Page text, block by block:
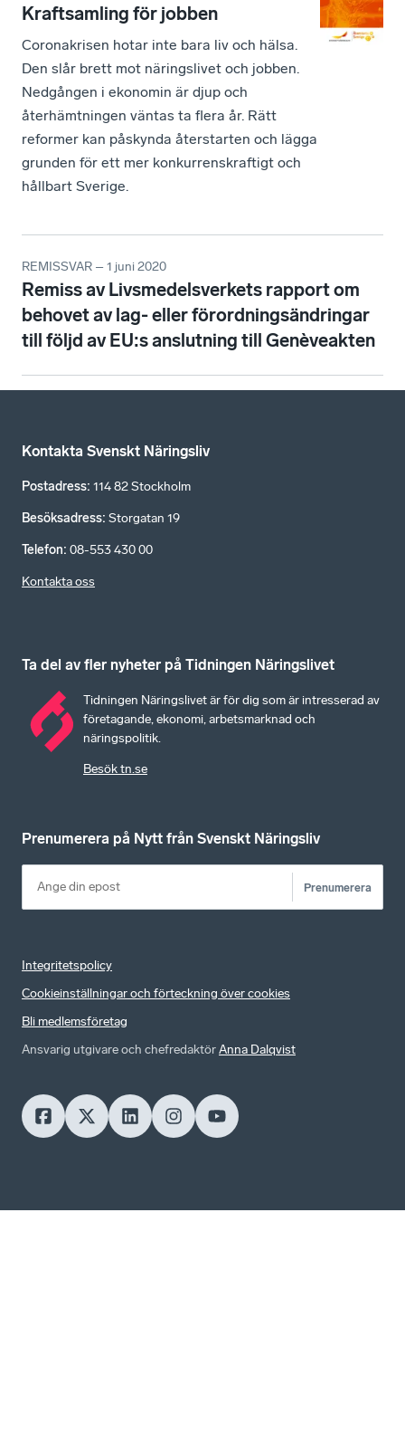
Kraftsamling för jobben
Coronakrisen hotar inte bara liv och hälsa.
Den slår brett mot näringslivet och jobben.
Nedgången i ekonomin är djup och
återhämtningen väntas ta flera år. Rätt
reformer kan påskynda återstarten och lägga
grunden för ett mer konkurrenskraftigt och
hållbart Sverige.
REMISSVAR – 1 juni 2020
Remiss av Livsmedelsverkets rapport om
behovet av lag- eller förordningsändringar
till följd av EU:s anslutning till Genèveakten
Kontakta Svenskt Näringsliv
Postadress: 114 82 Stockholm
Besöksadress: Storgatan 19
Telefon: 08-553 430 00
Kontakta oss
Ta del av fler nyheter på Tidningen Näringslivet
Tidningen Näringslivet är för dig som är intresserad av
företagande, ekonomi, arbetsmarknad och
näringspolitik.
Besök tn.se
Prenumerera på Nytt från Svenskt Näringsliv
Prenumerera
Integritetspolicy
Cookieinställningar och förteckning över cookies
Bli medlemsföretag
Ansvarig utgivare och chefredaktörAnna Dalqvist